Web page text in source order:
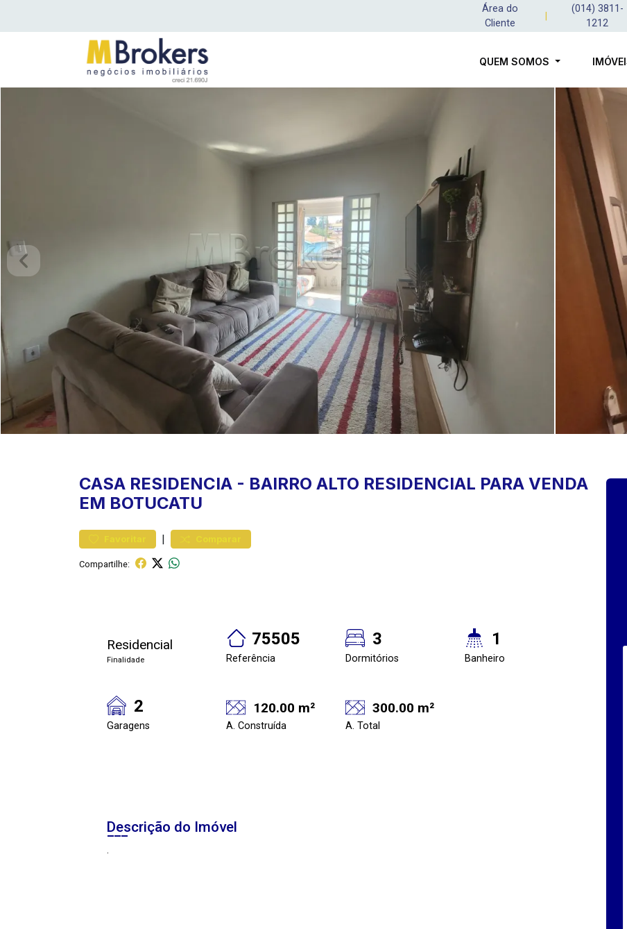
Área do
Cliente
(014) 3811-
1212
QUEM SOMOS
CASA RESIDENCIA - BAIRRO ALTO RESIDENCIAL PARA VENDA
EM BOTUCATU
Favoritar | Comparar
Compartilhe:
Residencial
Finalidade
75505
Referência
3
Dormitórios
1
Banheiro
2
Garagens
120.00 m²
A. Construída
300.00 m²
A. Total
Descrição do Imóvel
.